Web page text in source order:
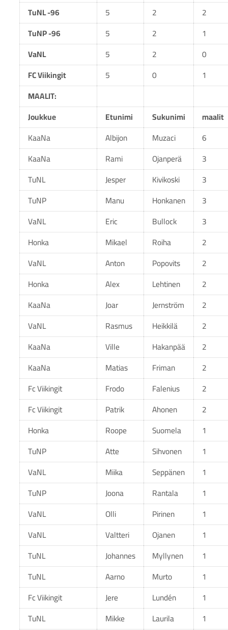
TuNL -96
5 2
2
TuNP -96
5 2
1
VaNL
5 2
0
FC Viikingit
5 0
1
MAALIT:
Joukkue
Etunimi Sukunimi
maalit
KaaNa
Albijon Muzaci
6
KaaNa
Rami Ojanperä
3
TuNL
Jesper Kivikoski
3
TuNP
Manu Honkanen
3
VaNL
Eric Bullock
3
Honka
Mikael Roiha
2
VaNL
Anton Popovits
2
Honka
Alex Lehtinen
2
KaaNa
Joar Jernström
2
VaNL
Rasmus Heikkilä
2
KaaNa
Ville Hakanpää
2
KaaNa
Matias Friman
2
Fc Viikingit
Frodo Falenius
2
Fc Viikingit
Patrik Ahonen
2
Honka
Roope Suomela
1
TuNP
Atte Sihvonen
1
VaNL
Miika Seppänen
1
TuNP
Joona Rantala
1
VaNL
Olli Pirinen
1
VaNL
Valtteri Ojanen
1
TuNL
Johannes Myllynen
1
TuNL
Aarno Murto
1
Fc Viikingit
Jere Lundén
1
TuNL
Mikke Laurila 1